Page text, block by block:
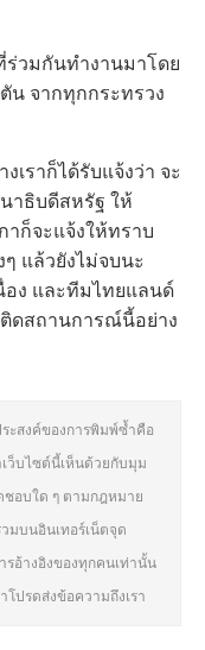
วมกันทำงานมาโดย
น จากทุกกระทรวง
เราก็ได้รับแจ้งว่า จะ
าธิบดีสหรัฐ ให้
าก็จะแจ้งให้ทราบ
แล้วยังไม่จบนะ
อง และทีมไทยแลนด์
ดสถานการณ์นี้อย่าง
ะสงค์ของการพิมพ์ซ้ำคือ
ว็บไซต์นี้เห็นด้วยกับมุม
อบใด ๆ ตามกฎหมาย
มบนอินเทอร์เน็ตจุด
รอ้างอิงของทุกคนเท่านั้น
ปรดส่งข้อความถึงเรา